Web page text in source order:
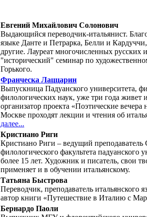
Евгений Михайлович Солонович
Выдающийся переводчик-итальянист.
языке Данте и Петрарка, Белли и
другие. Лауреат многочисленных русских
"исторический" семинар по
Горького.
Франческа Лаццарин
Выпускница Падуанского университета,
филологических наук, уже три года живет
организатор проекта «Поэтические
Москве проходят лекции и чтения об
далее...
Кристиано Риги
Кристиано Риги – ведущий
филологического факультета падуанского
более 15 лет. Художник и писатель, свои
применяет и в обучении итальянскому.
Татьяна Быстрова
Переводчик, преподаватель итальянского
автор книги «Путешествие в Италию с
Бернардо Паоли